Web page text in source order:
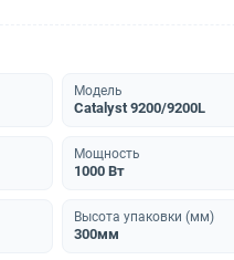
Модель
Catalyst 9200/9200L
Мощность
1000 Вт
Высота упаковки (мм)
300мм